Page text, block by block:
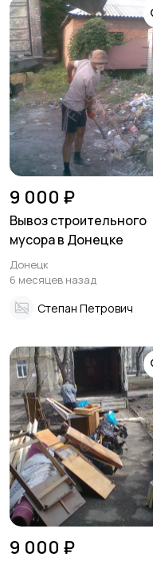
9 000 ₽
Вывоз строительного
мусора в Донецке
Донецк
6 месяцев назад
Степан Петрович
9 000 ₽